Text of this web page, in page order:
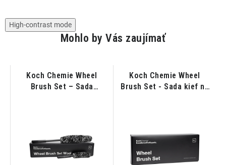
High-contrast mode
Mohlo by Vás zaujímať
Koch Chemie Wheel
Brush Set – Sada
Koch Chemie Wheel
Brush Set - Sada kief na